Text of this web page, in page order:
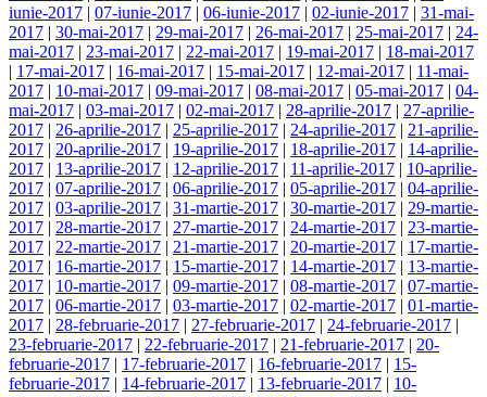
iunie-2017 | 07-iunie-2017 | 06-iunie-2017 | 02-iunie-2017 | 31-mai-
2017 | 30-mai-2017 | 29-mai-2017 | 26-mai-2017 | 25-mai-2017 | 24-
mai-2017 | 23-mai-2017 | 22-mai-2017 | 19-mai-2017 | 18-mai-2017
| 17-mai-2017 | 16-mai-2017 | 15-mai-2017 | 12-mai-2017 | 11-mai-
2017 | 10-mai-2017 | 09-mai-2017 | 08-mai-2017 | 05-mai-2017 | 04-
mai-2017 | 03-mai-2017 | 02-mai-2017 | 28-aprilie-2017 | 27-aprilie-
2017 | 26-aprilie-2017 | 25-aprilie-2017 | 24-aprilie-2017 | 21-aprilie-
2017 | 20-aprilie-2017 | 19-aprilie-2017 | 18-aprilie-2017 | 14-aprilie-
2017 | 13-aprilie-2017 | 12-aprilie-2017 | 11-aprilie-2017 | 10-aprilie-
2017 | 07-aprilie-2017 | 06-aprilie-2017 | 05-aprilie-2017 | 04-aprilie-
2017 | 03-aprilie-2017 | 31-martie-2017 | 30-martie-2017 | 29-martie-
2017 | 28-martie-2017 | 27-martie-2017 | 24-martie-2017 | 23-martie-
2017 | 22-martie-2017 | 21-martie-2017 | 20-martie-2017 | 17-martie-
2017 | 16-martie-2017 | 15-martie-2017 | 14-martie-2017 | 13-martie-
2017 | 10-martie-2017 | 09-martie-2017 | 08-martie-2017 | 07-martie-
2017 | 06-martie-2017 | 03-martie-2017 | 02-martie-2017 | 01-martie-
2017 | 28-februarie-2017 | 27-februarie-2017 | 24-februarie-2017 |
23-februarie-2017 | 22-februarie-2017 | 21-februarie-2017 | 20-
februarie-2017 | 17-februarie-2017 | 16-februarie-2017 | 15-
februarie-2017 | 14-februarie-2017 | 13-februarie-2017 | 10-